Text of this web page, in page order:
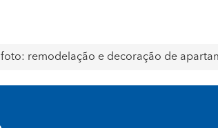
foto: remodelação e decoração de